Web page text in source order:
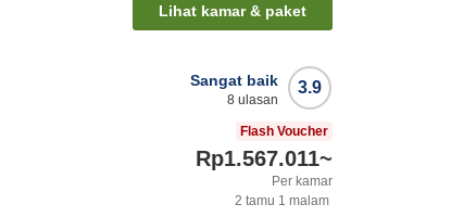
Lihat kamar & paket
3.9
Sangat baik
8 ulasan
Flash Voucher
Rp1.567.011~
Per kamar
2 tamu 1 malam